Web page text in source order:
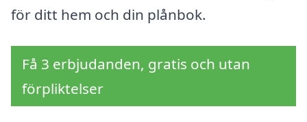
för ditt hem och din plånbok.
Få 3 erbjudanden, gratis och utan
förpliktelser